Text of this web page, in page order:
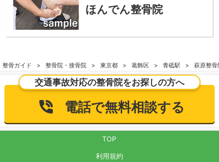
ほんでん整骨院
整骨ガイド 整骨院・接骨院 東京都 葛飾区 青砥駅 萩原整骨
交通事故対応の整骨院をお探しの方へ
電話で無料相談する
TOP
利用規約